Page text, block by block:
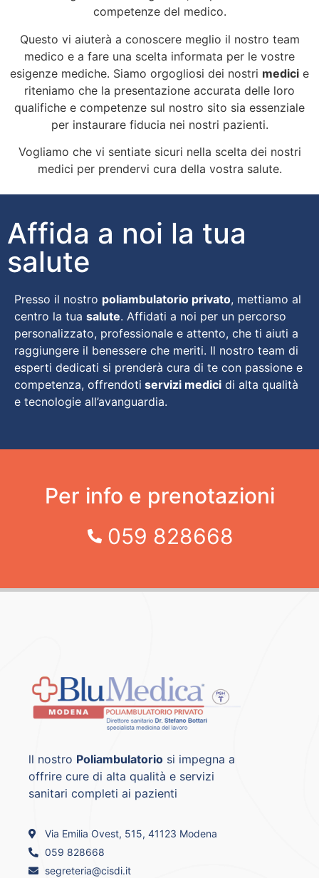
competenze del medico.
Questo vi aiuterà a conoscere meglio il nostro team
medico e a fare una scelta informata per le vostre
esigenze mediche. Siamo orgogliosi dei nostri medici e
riteniamo che la presentazione accurata delle loro
qualifiche e competenze sul nostro sito sia essenziale
per instaurare fiducia nei nostri pazienti.
Vogliamo che vi sentiate sicuri nella scelta dei nostri
medici per prendervi cura della vostra salute.
Affida a noi la tua
salute
Presso il nostro poliambulatorio privato, mettiamo al
centro la tua salute. Affidati a noi per un percorso
personalizzato, professionale e attento, che ti aiuti a
raggiungere il benessere che meriti. Il nostro team di
esperti dedicati si prenderà cura di te con passione e
competenza, offrendoti servizi medici di alta qualità
e tecnologie all’avanguardia.
Per info e prenotazioni
059 828668
ll nostro Poliambulatorio si impegna a
offrire cure di alta qualità e servizi
sanitari completi ai pazienti
Via Emilia Ovest, 515, 41123 Modena
059 828668
segreteria@cisdi.it